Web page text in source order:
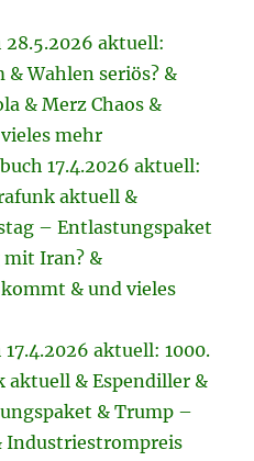
28.5.2026 aktuell:
Wahlen seriös? &
& Merz Chaos &
mehr
17.4.2026 aktuell:
aktuell &
– Entlastungspaket
Iran? &
& und vieles
17.4.2026 aktuell: 1000.
aktuell & Espendiller &
& Trump –
Industriestrompreis